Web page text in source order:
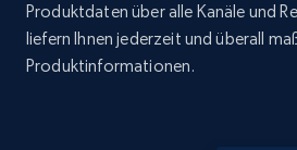
URL, Product id, Listing
Reviews count shop, Reviews
price, and more.
Produktdaten über alle Kanäle und
liefern Ihnen jederzeit und überall
Produktinformationen.